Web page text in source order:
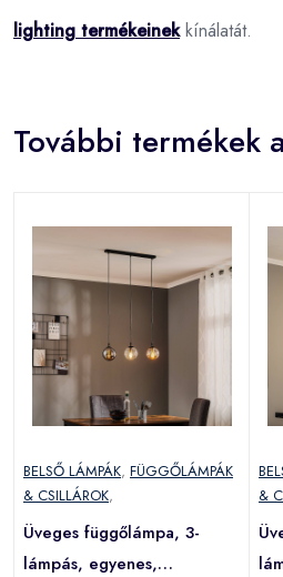
lighting termékeinekkínálatát.
További termékek
BELSŐ LÁMPÁK, FÜGGŐLÁMPÁK
& CSILLÁROK,
Üveges függőlámpa, 3-
lámpás, egyenes,
&